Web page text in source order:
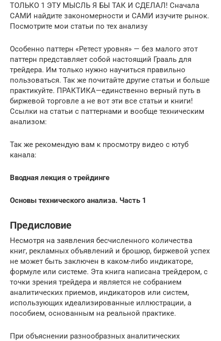
ТОЛЬКО 1 ЭТУ МЫСЛЬ Я БЫ ТАК И СДЕЛАЛ! Сначала
САМИ найдите закономерности и САМИ изучите рынок.
Посмотрите мои статьи по тех анализу
Особенно паттерн «Ретест уровня» — без малого этот
паттерн представляет собой настоящий Грааль для
трейдера. Им только нужно научиться правильно
пользоваться. Так же почитайте другие статьи и больше
практикуйте. ПРАКТИКА—единственно верный путь в
биржевой торговле а не вот эти все статьи и книги!
Ссылки на статьи с паттернами и вообще техническим
анализом:
Так же рекомендую вам к просмотру видео с ютуб
канала:
Вводная лекция о трейдинге
Основы технического анализа. Часть 1
Предисловие
Несмотря на заявления бесчисленного количества
книг, рекламных объявлений и брошюр, биржевой успех
не может быть заключен в каком-либо индикаторе,
формуле или системе. Эта книга написана трейдером, с
точки зрения трейдера и является не собранием
аналитических приемов, индикаторов или систем,
использующих идеализированные иллюстрации, а
пособием, основанным на реальной практике.
При объяснении разнообразных аналитических